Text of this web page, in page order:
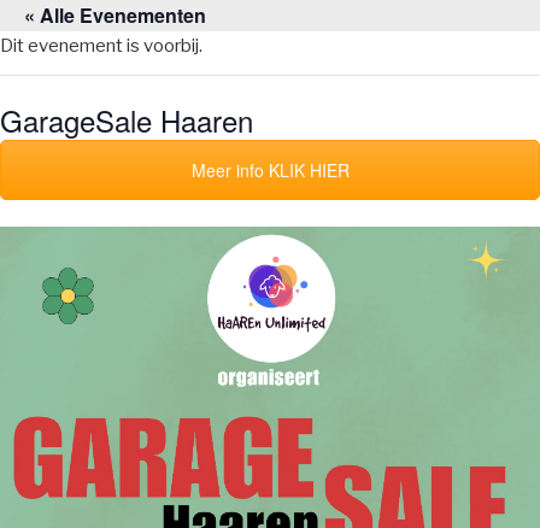
Naar
de
inhoud
« Alle Evenementen
Dit evenement is voorbij.
GarageSale Haaren
Meer info KLIK HIER